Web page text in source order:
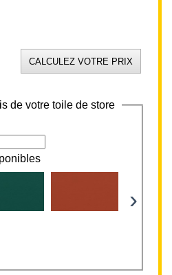
de votre toile de store
›